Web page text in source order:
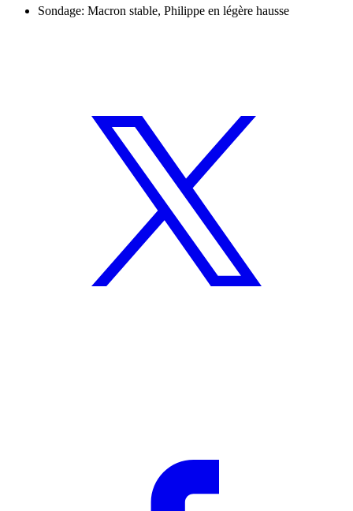
Sondage: Macron stable, Philippe en légère hausse